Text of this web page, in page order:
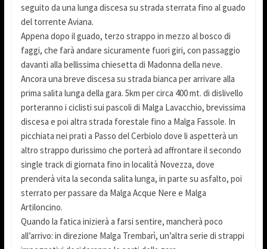
seguito da una lunga discesa su strada sterrata fino al guado
del torrente Aviana.
Appena dopo il guado, terzo strappo in mezzo al bosco di
faggi, che farà andare sicuramente fuori giri, con passaggio
davanti alla bellissima chiesetta di Madonna della neve.
Ancora una breve discesa su strada bianca per arrivare alla
prima salita lunga della gara. 5km per circa 400 mt. di dislivello
porteranno i ciclisti sui pascoli di Malga Lavacchio, brevissima
discesa e poi altra strada forestale fino a Malga Fassole. In
picchiata nei prati a Passo del Cerbiolo dove li aspetterà un
altro strappo durissimo che porterà ad affrontare il secondo
single track di giornata fino in località Novezza, dove
prenderà vita la seconda salita lunga, in parte su asfalto, poi
sterrato per passare da Malga Acque Nere e Malga
Artiloncino.
Quando la fatica inizierà a farsi sentire, mancherà poco
all’arrivo: in direzione Malga Trembarì, un’altra serie di strappi